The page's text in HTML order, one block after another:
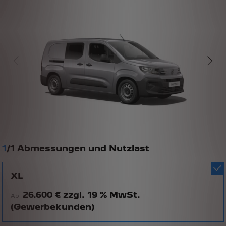
1/1 Abmessungen und Nutzlast
XL
Ab
26.600 € zzgl. 19 % MwSt.
(Gewerbekunden)